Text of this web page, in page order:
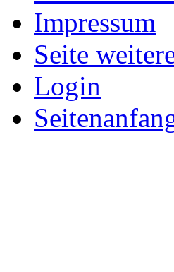
Impressum
Seite
Login